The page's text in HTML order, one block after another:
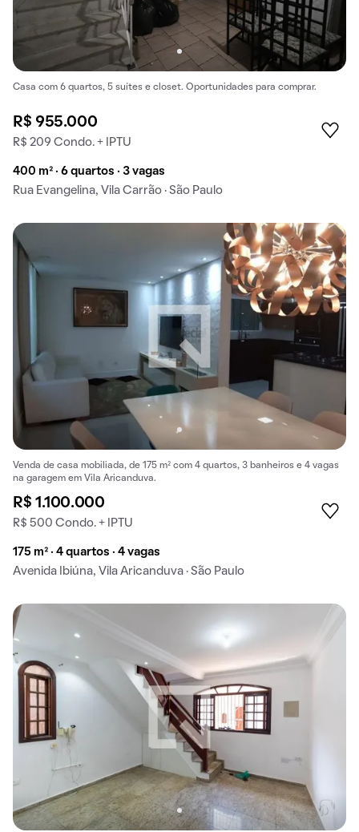
Casa com 6 quartos, 5 suítes e closet. Oportunidades para comprar.
R$ 955.000
R$ 209 Condo. + IPTU
400 m² · 6 quartos · 3 vagas
Rua Evangelina, Vila Carrão · São Paulo
Venda de casa mobiliada, de 175 m² com 4 quartos, 3 banheiros e 4 vagas
na garagem em Vila Aricanduva.
R$ 1.100.000
R$ 500 Condo. + IPTU
175 m² · 4 quartos · 4 vagas
Avenida Ibiúna, Vila Aricanduva · São Paulo